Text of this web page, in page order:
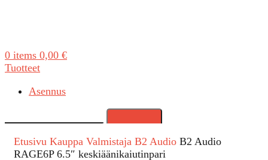
0 items 0,00 €
Tuotteet
Asennus
Etusivu Kauppa Valmistaja B2 Audio B2 Audio
RAGE6P 6.5″ keskiäänikaiutinpari